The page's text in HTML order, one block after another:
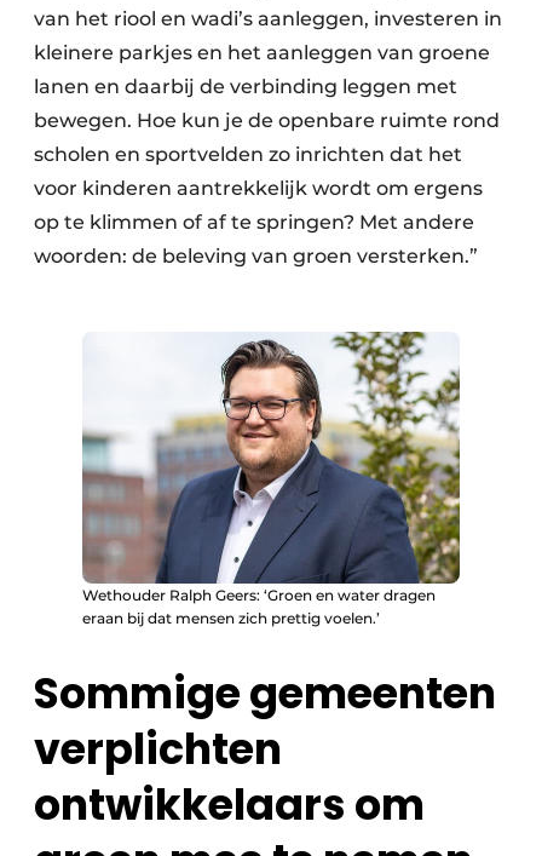
van het riool en wadi’s aanleggen, investeren in
kleinere parkjes en het aanleggen van groene
lanen en daarbij de verbinding leggen met
bewegen. Hoe kun je de openbare ruimte rond
scholen en sportvelden zo inrichten dat het
voor kinderen aantrekkelijk wordt om ergens
op te klimmen of af te springen? Met andere
woorden: de beleving van groen versterken.”
Wethouder Ralph Geers: ‘Groen en water dragen
eraan bij dat mensen zich prettig voelen.’
Sommige gemeenten
verplichten
ontwikkelaars om